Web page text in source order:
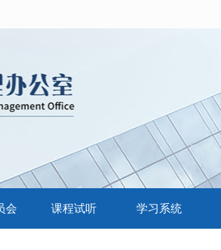
会 课程试听 学习系统